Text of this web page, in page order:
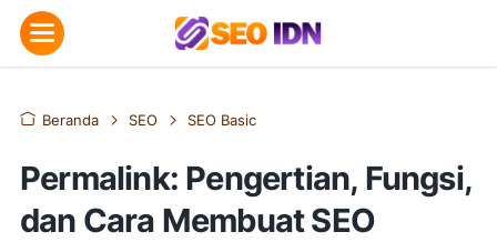
Beranda SEO SEO Basic
Permalink: Pengertian, Fungsi,
dan Cara Membuat SEO